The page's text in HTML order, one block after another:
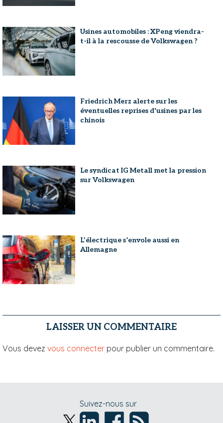
Usines automobiles : XPeng viendra-
t-il à la rescousse de Volkswagen ?
Friedrich Merz alerte sur les
éventuelles reprises d'usines par les
chinois
Le syndicat IG Metall met la pression
sur Volkswagen
L’électrique s’envole aussi en
Allemagne
LAISSER UN COMMENTAIRE
Vous devez vous connecter pour publier un commentaire.
Suivez-nous sur